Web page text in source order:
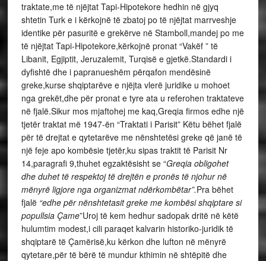
traktate,me të njëjtat Tapi-Hipotekore hedhin në gjyq
shtetin Turk e i kërkojnë të zbatoj po të njëjtat marrveshje
identike për pasuritë e grekërve në Stamboll,mandej po me
të njëjtat Tapi-Hipotekore,kërkojnë pronat “Vakëf ” të
Libanit, Egjiptit, Jeruzalemit, Turqisë e gjetkë.Standardi i
dyfishtë dhe i papranueshëm përqafon mendësinë
greke,kurse shqiptarëve e njëjta vlerë juridike u mohoet
nga grekët,dhe për pronat e tyre ata u referohen traktateve
në fjalë.Sikur mos mjaftohej me kaq,Greqia firmos edhe një
tjetër traktat më 1947-ën “Traktati i Parisit” Këtu bëhet fjalë
për të drejtat e qytetarëve me nënshtetësi greke që janë të
një feje apo kombësie tjetër,ku sipas traktit të Parisit Nr
14,paragrafi 9,thuhet egzaktësisht se “Greqia obligohet
dhe duhet të respektoj të drejtën e pronës të njohur në
mënyrë ligjore nga organizmat ndërkombëtar”.Pra bëhet
fjalë“edhe për nënshtetasit greke me kombësi shqiptare si
popullsia Çame”Uroj të kem hedhur sadopak dritë në këtë
hulumtim modest,i cili paraqet kalvarin historiko-juridik të
shqiptarë të Çamërisë,ku kërkon dhe lufton në mënyrë
qytetare,për të bërë të mundur kthimin në shtëpitë dhe